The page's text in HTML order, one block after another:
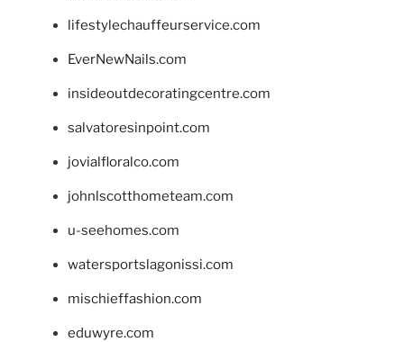
lifestylechauffeurservice.com
EverNewNails.com
insideoutdecoratingcentre.com
salvatoresinpoint.com
jovialfloralco.com
johnlscotthometeam.com
u-seehomes.com
watersportslagonissi.com
mischieffashion.com
eduwyre.com